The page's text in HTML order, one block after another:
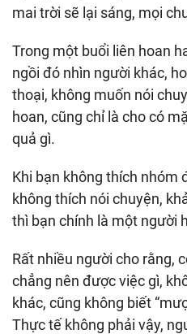
mai trời sẽ lại sáng, mọi
Trong một buổi liên hoan
ngồi đó nhìn người khác,
thoại, không muốn nói
hoan, cũng chỉ là cho có
quả gì.
Khi bạn không thích nhóm
không thích nói chuyện,
thì bạn chính là một người
Rất nhiều người cho rằng,
chẳng nên được việc gì,
khác, cũng không biết
Thực tế không phải vậy,